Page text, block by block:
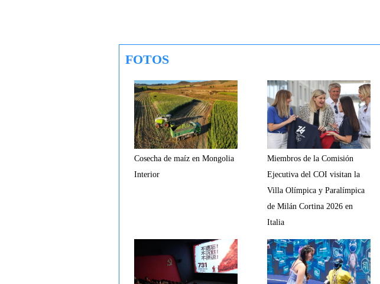
FOTOS
Cosecha de maíz en Mongolia
Interior
Miembros de la Comisión
Ejecutiva del COI visitan la
Villa Olímpica y Paralímpica
de Milán Cortina 2026 en
Italia